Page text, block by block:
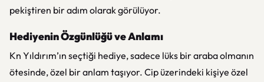
pekiştiren bir adım olarak görülüyor.
Hediyenin Özgünlüğü ve Anlamı
Kn Yıldırım’ın seçtiği hediye, sadece lüks bir araba olmanın
ötesinde, özel bir anlam taşıyor. Cip üzerindeki kişiye özel